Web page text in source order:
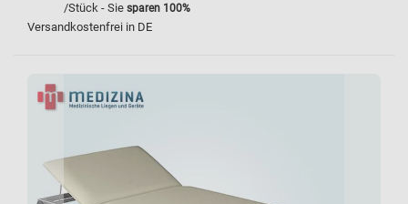
/Stück - Sie sparen 100%
Versandkostenfrei in DE